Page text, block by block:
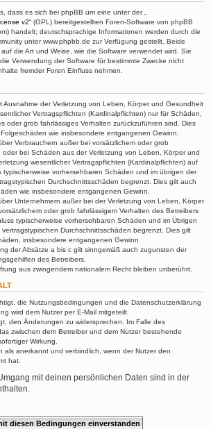
dass es sich bei phpBB um eine unter der „
v2“ (GPL) bereitgestellten Foren-Software von phpBB
handelt; deutschsprachige Informationen werden durch die
unter www.phpbb.de zur Verfügung gestellt. Beide
die Art und Weise, wie die Software verwendet wird. Sie
Verwendung der Software für bestimmte Zwecke nicht
fremder Foren Einfluss nehmen.
Ausnahme der Verletzung von Leben, Körper und Gesundheit
Vertragspflichten (Kardinalpflichten) nur für Schäden,
oder grob fahrlässiges Verhalten zurückzuführen sind. Dies
wie insbesondere entgangenen Gewinn.
Verbrauchern außer bei vorsätzlichem oder grob
oder bei Schäden aus der Verletzung von Leben, Körper und
wesentlicher Vertragspflichten (Kardinalpflichten) auf
typischerweise vorhersehbaren Schäden und im übrigen der
Durchschnittsschäden begrenzt. Dies gilt auch
wie insbesondere entgangenen Gewinn.
Unternehmern außer bei der Verletzung von Leben, Körper
oder grob fahrlässigem Verhalten des Betreibers
typischerweise vorhersehbaren Schäden und im Übrigen
Durchschnittsschäden begrenzt. Dies gilt
insbesondere entgangenen Gewinn.
der Absätze a bis c gilt sinngemäß auch zugunsten der
des Betreibers.
aus zwingendem nationalem Recht bleiben unberührt.
die Nutzungsbedingungen und die Datenschutzerklärung
wird dem Nutzer per E-Mail mitgeteilt.
den Änderungen zu widersprechen. Im Falle des
zwischen dem Betreiber und dem Nutzer bestehende
Wirkung.
als anerkannt und verbindlich, wenn der Nutzer den
hat.
mit deinen persönlichen Daten sind in der